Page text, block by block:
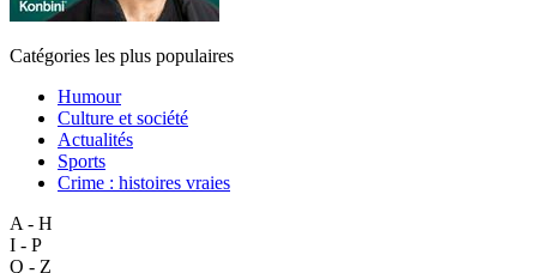
Catégories les plus populaires
Humour
Culture et société
Actualités
Sports
Crime : histoires vraies
A - H
I - P
Q - Z